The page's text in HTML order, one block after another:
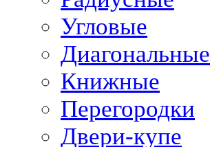
Угловые
Диагональные
Книжные
Перегородки
Двери-купе